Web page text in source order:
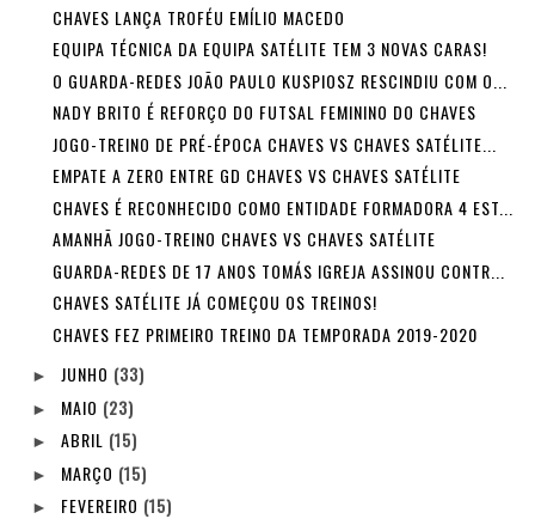
CHAVES LANÇA TROFÉU EMÍLIO MACEDO
EQUIPA TÉCNICA DA EQUIPA SATÉLITE TEM 3 NOVAS CARAS!
O GUARDA-REDES JOÃO PAULO KUSPIOSZ RESCINDIU COM O...
NADY BRITO É REFORÇO DO FUTSAL FEMININO DO CHAVES
JOGO-TREINO DE PRÉ-ÉPOCA CHAVES VS CHAVES SATÉLITE...
EMPATE A ZERO ENTRE GD CHAVES VS CHAVES SATÉLITE
CHAVES É RECONHECIDO COMO ENTIDADE FORMADORA 4 EST...
AMANHÃ JOGO-TREINO CHAVES VS CHAVES SATÉLITE
GUARDA-REDES DE 17 ANOS TOMÁS IGREJA ASSINOU CONTR...
CHAVES SATÉLITE JÁ COMEÇOU OS TREINOS!
CHAVES FEZ PRIMEIRO TREINO DA TEMPORADA 2019-2020
► JUNHO (33)
► MAIO (23)
► ABRIL (15)
► MARÇO (15)
► FEVEREIRO (15)